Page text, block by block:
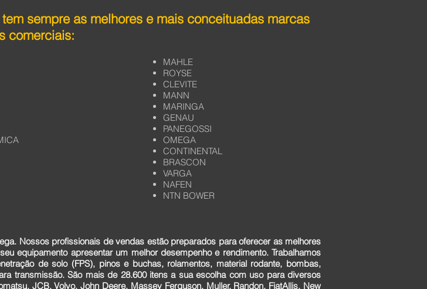
sempre as melhores e mais conceituadas marcas
comerciais:
MAHLE
ROYSE
CLEVITE
MANN
MARINGA
GENAU
PANEGOSSI
OMEGA
CONTINENTAL
BRASCON
VARGA
NAFEN
NTN BOWER
Nossos profissionais de vendas estão preparados para oferecer as melhores
equipamento apresentar um melhor desempenho e rendimento. Trabalhamos
de solo (FPS), pinos e buchas, rolamentos, material rodante, bombas,
transmissão. São mais de 28.600 itens a sua escolha com uso para diversos
JCB, Volvo, John Deere, Massey Ferguson, Muller, Randon, FiatAllis, New